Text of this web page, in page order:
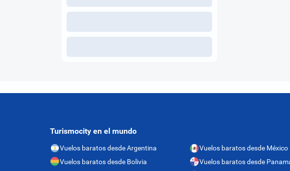
Turismocity en el mundo
Vuelos baratos desde Argentina
Vuelos baratos desde Bolivia
Vuelos baratos desde México
Vuelos baratos desde